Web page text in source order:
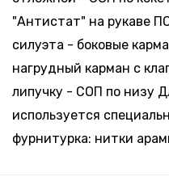
52-54
руб. *
182-188,
56-58
249.03
руб. *
182-188,
249.03
"Антистат" на рукаве
силуэта - боковые
нагрудный карман с
липучку - СОП по низу
используется
фурнитурка: нитки